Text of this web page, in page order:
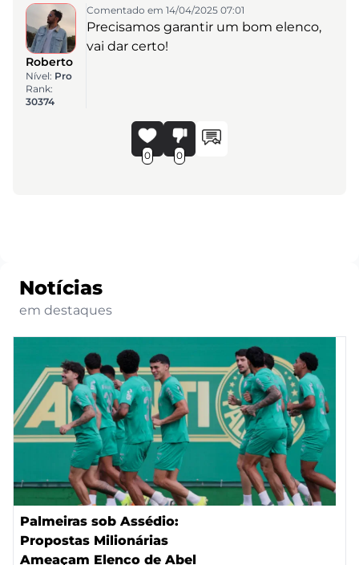
Roberto
Nível: Pro
Rank:
30374
Comentado em 14/04/2025 07:01
Precisamos garantir um bom elenco,
vai dar certo!
0 0
Notícias
em destaques
Palmeiras sob Assédio:
Propostas Milionárias
Ameaçam Elenco de Abel